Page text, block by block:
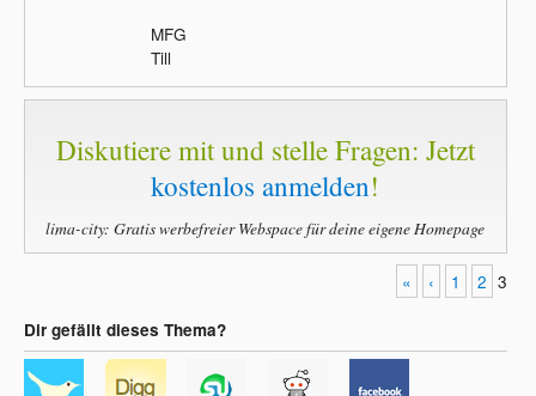
MFG
Till
Diskutiere mit und stelle Fragen: Jetzt
kostenlos anmelden!
lima-city: Gratis werbefreier Webspace für deine eigene Homepage
« ‹ 1 2 3
Dir gefällt dieses Thema?